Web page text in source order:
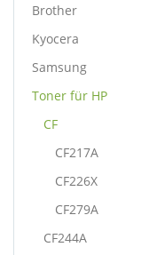
Brother
Kyocera
Samsung
Toner für HP
CF
CF217A
CF226X
CF279A
CF244A